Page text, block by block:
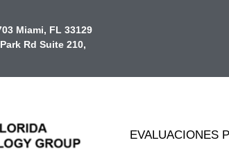
Miami, FL 33129
Rd Suite 210,
EVALUACIONES